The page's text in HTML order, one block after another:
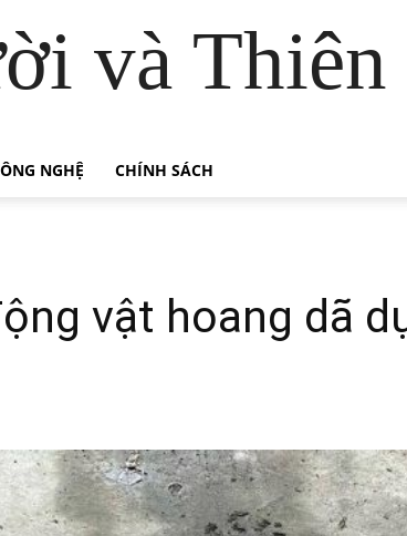
và Thiên
NGHỆ CHÍNH SÁCH
vật hoang dã